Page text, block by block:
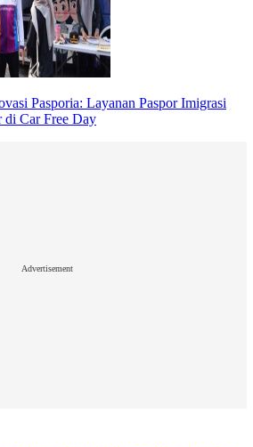
Pasporia: Layanan Paspor Imigrasi
di Car Free Day
Advertisement